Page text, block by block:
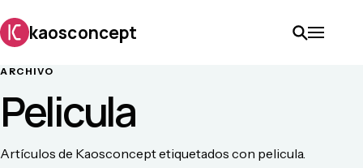
kaosconcept
ARCHIVO
Pelicula
Artículos de Kaosconcept etiquetados con pelicula.